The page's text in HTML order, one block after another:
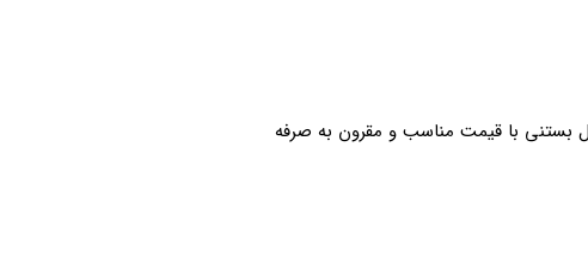
با قیمت مناسب و مقرون به صرفه